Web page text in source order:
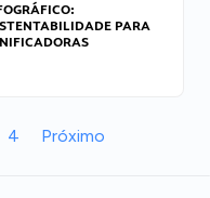
PARA
4 Próximo